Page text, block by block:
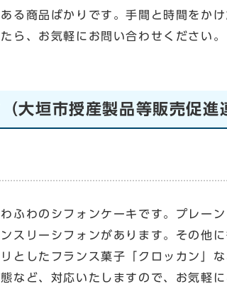
る商品ばかりです。手間と時間をか
ら、お気軽にお問い合わせください。
大垣市授産製品等販売促進
ふわのシフォンケーキです。プレー
スリーシフォンがあります。その他
としたフランス菓子「クロッカン」
など、対応いたしますので、お気軽に